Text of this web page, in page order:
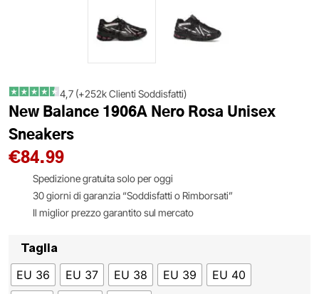
4,7 (+252k Clienti Soddisfatti)
New Balance 1906A Nero Rosa Unisex
Sneakers
€84.99
Spedizione gratuita solo per oggi
30 giorni di garanzia “Soddisfatti o Rimborsati”
Il miglior prezzo garantito sul mercato
Taglia
EU 36
EU 37 EU 38 EU 39
EU 40